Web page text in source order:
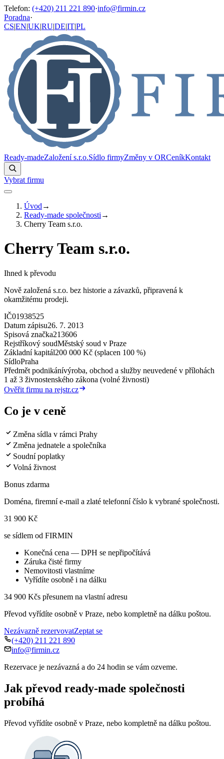
Telefon: (+420) 211 221 890·info@firmin.cz
Poradna·
CS|EN|UK|RU|DE|IT|PL
Ready-madeZaložení s.r.o.Sídlo firmyZměny v ORCeníkKontakt
Vybrat firmu
Úvod →
Ready-made společnosti →
Cherry Team s.r.o.
Cherry Team s.r.o.
Ihned k převodu
Nově založená s.r.o. bez historie a závazků, připravená k
okamžitému prodeji.
IČ01938525
Datum zápisu26. 7. 2013
Spisová značka213606
Rejstříkový soudMěstský soud v Praze
Základní kapitál200 000 Kč (splacen 100 %)
SídloPraha
Předmět podnikánívýroba, obchod a služby neuvedené v přílohách
1 až 3 živnostenského zákona (volné živnosti)
Ověřit firmu na rejstr.cz
Co je v ceně
Změna sídla v rámci Prahy
Změna jednatele a společníka
Soudní poplatky
Volná živnost
Bonus zdarma
Doména, firemní e-mail a zlaté telefonní číslo k vybrané společnosti.
31 900 Kč
se sídlem od FIRMIN
Konečná cena — DPH se nepřipočítává
Záruka čisté firmy
Nemovitosti vlastníme
Vyřídíte osobně i na dálku
34 900 Kčs přesunem na vlastní adresu
Převod vyřídíte osobně v Praze, nebo kompletně na dálku poštou.
Nezávazně rezervovatZeptat se
(+420) 211 221 890
info@firmin.cz
Rezervace je nezávazná a do 24 hodin se vám ozveme.
Jak převod ready-made společnosti
probíhá
Převod vyřídíte osobně v Praze, nebo kompletně na dálku poštou.